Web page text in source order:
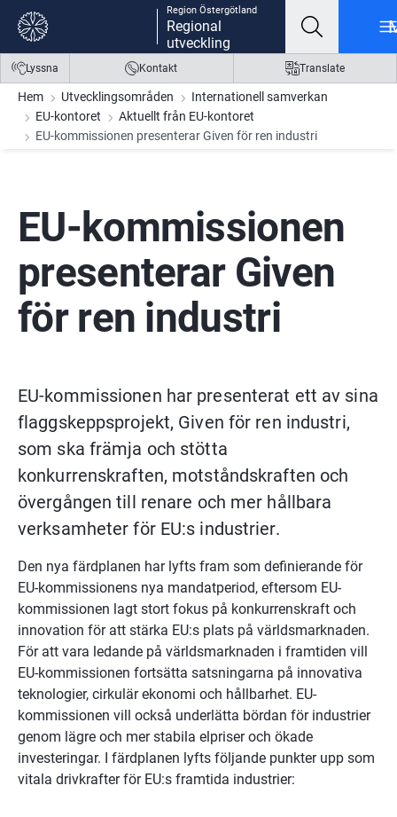
Gå till innehåll
Gå till meny
Gå till sidfot
Region Östergötland
Regional
utveckling
Lyssna Kontakt Translate
Hem Utvecklingsområden
Internationell samverkan
EU-kontoret
Aktuellt från EU-kontoret
EU-kommissionen presenterar Given för ren industri
EU-kommissionen
presenterar Given
för ren industri
EU-kommissionen har presenterat ett av sina
flaggskeppsprojekt, Given för ren industri,
som ska främja och stötta
konkurrenskraften, motståndskraften och
övergången till renare och mer hållbara
verksamheter för EU:s industrier.
Den nya färdplanen har lyfts fram som definierande för
EU-kommissionens nya mandatperiod, eftersom EU-
kommissionen lagt stort fokus på konkurrenskraft och
innovation för att stärka EU:s plats på världsmarknaden.
För att vara ledande på världsmarknaden i framtiden vill
EU-kommissionen fortsätta satsningarna på innovativa
teknologier, cirkulär ekonomi och hållbarhet. EU-
kommissionen vill också underlätta bördan för industrier
genom lägre och mer stabila elpriser och ökade
investeringar. I färdplanen lyfts följande punkter upp som
vitala drivkrafter för EU:s framtida industrier: